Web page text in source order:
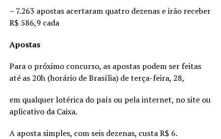
– 7.263 apostas acertaram quatro dezenas e irão receber
R$ 586,9 cada
Apostas
Para o próximo concurso, as apostas podem ser feitas
até as 20h (horário de Brasília) de terça-feira, 28,
em qualquer lotérica do país ou pela internet, no site ou
aplicativo da Caixa.
A aposta simples, com seis dezenas, custa R$ 6.